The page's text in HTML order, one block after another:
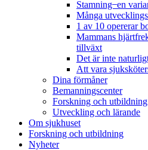
Stamning ̶ en
Många
1 av 10 opererar
Mammans
tillväxt
Det är inte
Att vara
Dina förmåner
Bemanningscenter
Forskning och utbildning
Utveckling och lärande
Om sjukhuset
Forskning och utbildning
Nyheter